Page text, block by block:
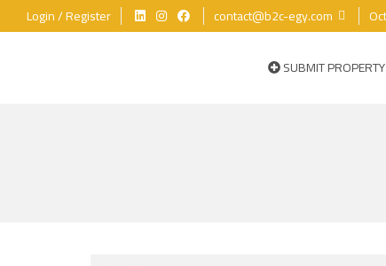
contact@b2c-egy.com
Login / Register
SUBMIT PROPERTY